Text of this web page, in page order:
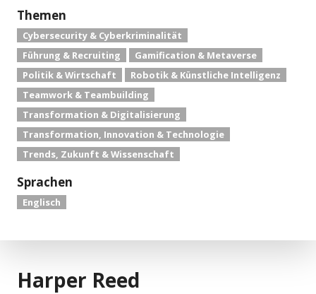
Themen
Cybersecurity & Cyberkriminalität
Führung & Recruiting
Gamification & Metaverse
Politik & Wirtschaft
Robotik & Künstliche Intelligenz
Teamwork & Teambuilding
Transformation & Digitalisierung
Transformation, Innovation & Technologie
Trends, Zukunft & Wissenschaft
Sprachen
Englisch
Harper Reed